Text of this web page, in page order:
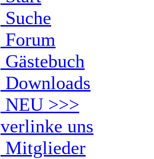
Suche
Forum
Gästebuch
Downloads
NEU >>>
verlinke uns
Mitglieder